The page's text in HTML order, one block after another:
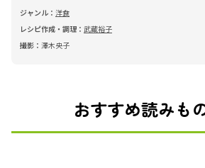
ジャンル： 洋食
レシピ作成・調理： 武蔵裕子
撮影： 澤木央子
おすすめ読みも